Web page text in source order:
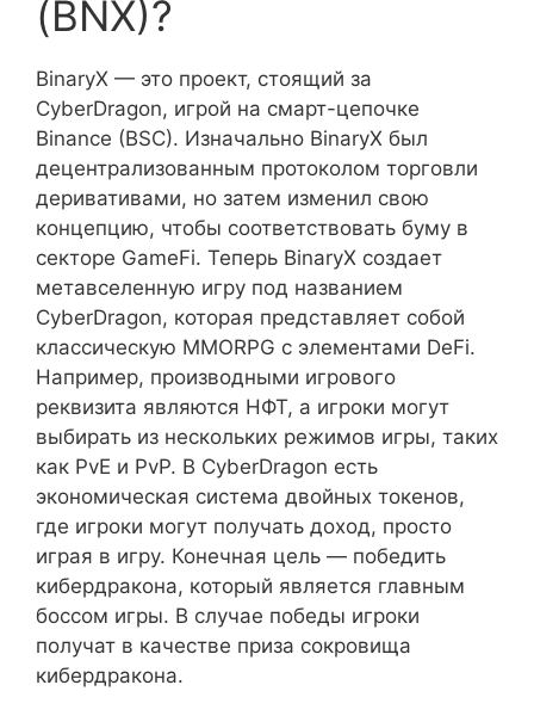
(BNX)?
BinaryX — это проект, стоящий за
CyberDragon, игрой на смарт-цепочке
Binance (BSC). Изначально BinaryX был
децентрализованным протоколом торговли
деривативами, но затем изменил свою
концепцию, чтобы соответствовать буму в
секторе GameFi. Теперь BinaryX создает
метавселенную игру под названием
CyberDragon, которая представляет собой
классическую MMORPG с элементами DeFi.
Например, производными игрового
реквизита являются НФТ, а игроки могут
выбирать из нескольких режимов игры, таких
как PvE и PvP. В CyberDragon есть
экономическая система двойных токенов,
где игроки могут получать доход, просто
играя в игру. Конечная цель — победить
кибердракона, который является главным
боссом игры. В случае победы игроки
получат в качестве приза сокровища
кибердракона.